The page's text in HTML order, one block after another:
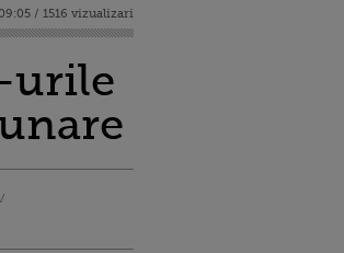
/ 1516 vizualizari
urile